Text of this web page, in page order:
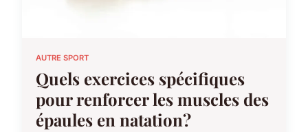
AUTRE SPORT
Quels exercices spécifiques
pour renforcer les muscles des
épaules en natation?